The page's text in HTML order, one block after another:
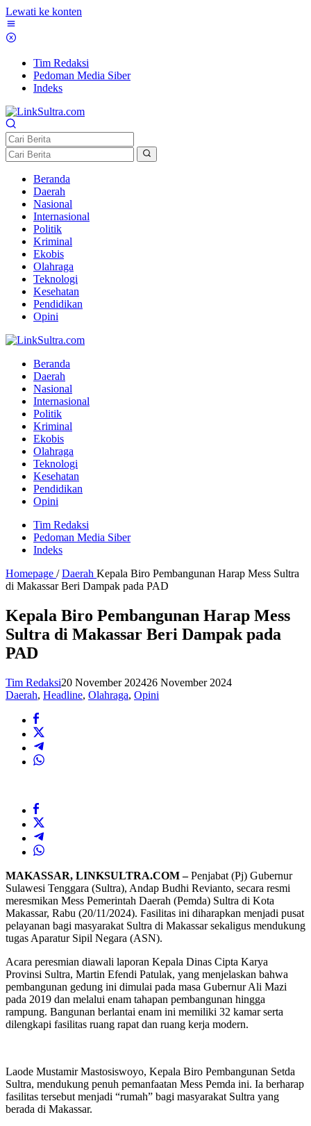
Lewati ke konten
Tim Redaksi
Pedoman Media Siber
Indeks
Beranda
Daerah
Nasional
Internasional
Politik
Kriminal
Ekobis
Olahraga
Teknologi
Kesehatan
Pendidikan
Opini
Beranda
Daerah
Nasional
Internasional
Politik
Kriminal
Ekobis
Olahraga
Teknologi
Kesehatan
Pendidikan
Opini
Tim Redaksi
Pedoman Media Siber
Indeks
Homepage / Daerah Kepala Biro Pembangunan Harap Mess Sultra
di Makassar Beri Dampak pada PAD
Kepala Biro Pembangunan Harap Mess
Sultra di Makassar Beri Dampak pada
PAD
Tim Redaksi20 November 202426 November 2024
Daerah, Headline, Olahraga, Opini
MAKASSAR, LINKSULTRA.COM –Penjabat (Pj) Gubernur
Sulawesi Tenggara (Sultra), Andap Budhi Revianto, secara resmi
meresmikan Mess Pemerintah Daerah (Pemda) Sultra di Kota
Makassar, Rabu (20/11/2024). Fasilitas ini diharapkan menjadi pusat
pelayanan bagi masyarakat Sultra di Makassar sekaligus mendukung
tugas Aparatur Sipil Negara (ASN).
Acara peresmian diawali laporan Kepala Dinas Cipta Karya
Provinsi Sultra, Martin Efendi Patulak, yang menjelaskan bahwa
pembangunan gedung ini dimulai pada masa Gubernur Ali Mazi
pada 2019 dan melalui enam tahapan pembangunan hingga
rampung. Bangunan berlantai enam ini memiliki 32 kamar serta
dilengkapi fasilitas ruang rapat dan ruang kerja modern.
Laode Mustamir Mastosiswoyo, Kepala Biro Pembangunan Setda
Sultra, mendukung penuh pemanfaatan Mess Pemda ini. Ia berharap
fasilitas tersebut menjadi “rumah” bagi masyarakat Sultra yang
berada di Makassar.